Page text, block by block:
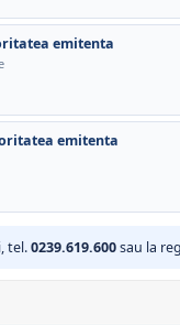
emitenta
emitenta
tel.0239.619.600sau la